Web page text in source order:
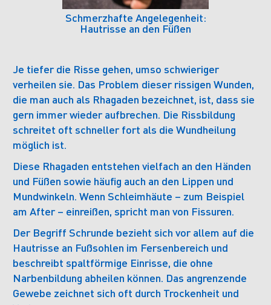
Schmerzhafte Angelegenheit:
Hautrisse an den Füßen
Je tiefer die Risse gehen, umso schwieriger
verheilen sie. Das Problem dieser rissigen Wunden,
die man auch als Rhagaden bezeichnet, ist, dass sie
gern immer wieder aufbrechen. Die Rissbildung
schreitet oft schneller fort als die Wundheilung
möglich ist.
Diese Rhagaden entstehen vielfach an den Händen
und Füßen sowie häufig auch an den Lippen und
Mundwinkeln. Wenn Schleimhäute – zum Beispiel
am After – einreißen, spricht man von Fissuren.
Der Begriff Schrunde bezieht sich vor allem auf die
Hautrisse an Fußsohlen im Fersenbereich und
beschreibt spaltförmige Einrisse, die ohne
Narbenbildung abheilen können. Das angrenzende
Gewebe zeichnet sich oft durch Trockenheit und